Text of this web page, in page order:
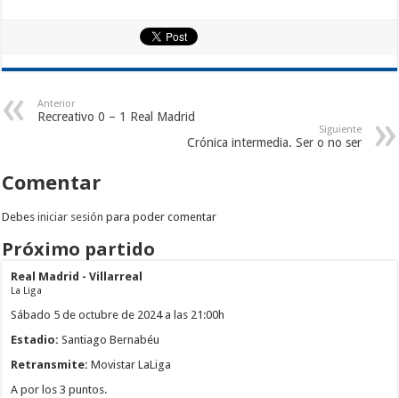
Anterior
Recreativo 0 – 1 Real Madrid
Siguiente
Crónica intermedia. Ser o no ser
Comentar
Debesiniciar sesión para poder comentar
Próximo partido
Real Madrid - Villarreal
La Liga
Sábado 5 de octubre de 2024 a las 21:00h
Estadio: Santiago Bernabéu
Retransmite: Movistar LaLiga
A por los 3 puntos.